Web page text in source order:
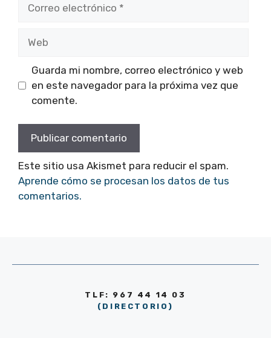
Guarda mi nombre, correo electrónico y web
en este navegador para la próxima vez que
comente.
Este sitio usa Akismet para reducir el spam.
Aprende cómo se procesan los datos de tus
comentarios.
TLF: 967 44 14 03
(DIRECTORIO)